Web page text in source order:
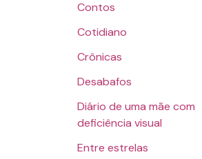
Contos
Cotidiano
Crônicas
Desabafos
Diário de uma mãe com
deficiência visual
Entre estrelas